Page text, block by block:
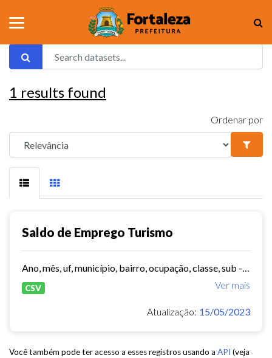
1 results found
Ordenar por
Saldo de Emprego Turismo
Ver mais
CSV
Atualização: 15/05/2023
Você também pode ter acesso a esses registros usando a API (veja